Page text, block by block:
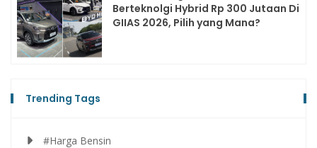
Berteknolgi Hybrid Rp 300 Jutaan Di
GIIAS 2026, Pilih yang Mana?
Trending Tags
#Harga Bensin